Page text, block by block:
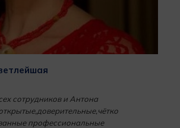
сотрудников и Антона
профессиональные